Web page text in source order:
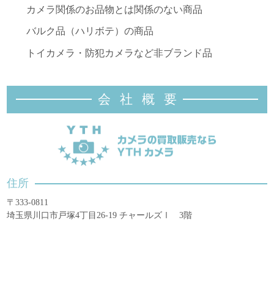
カメラ関係のお品物とは関係のない商品
バルク品（ハリボテ）の商品
トイカメラ・防犯カメラなど非ブランド品
会社概 要
住所
〒333-0811
埼玉県川口市戸塚4丁目26-19 チャールズⅠ 3階